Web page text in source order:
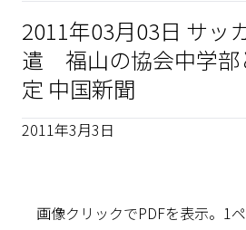
2011年03月03日 サッ
遣 福山の協会中学部
定 中国新聞
2011年3月3日
画像クリックでPDFを表示。1